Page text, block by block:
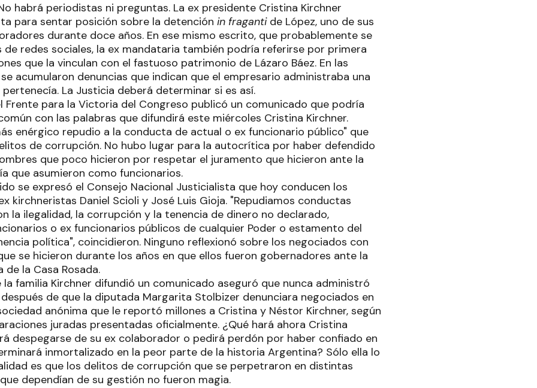
habrá periodistas ni preguntas. La ex presidente Cristina Kirchner
para sentar posición sobre la detención in fragantide López, uno de sus
durante doce años. En ese mismo escrito, que probablemente se
redes sociales, la ex mandataria también podría referirse por primera
que la vinculan con el fastuoso patrimonio de Lázaro Báez. En las
acumularon denuncias que indican que el empresario administraba una
La Justicia deberá determinar si es así.
Frente para la Victoria del Congreso publicó un comunicado que podría
con las palabras que difundirá este miércoles Cristina Kirchner.
enérgico repudio a la conducta de actual o ex funcionario público" que
de corrupción. No hubo lugar para la autocrítica por haber defendido
que poco hicieron por respetar el juramento que hicieron ante la
que asumieron como funcionarios.
se expresó el Consejo Nacional Justicialista que hoy conducen los
kirchneristas Daniel Scioli y José Luis Gioja. "Repudiamos conductas
la ilegalidad, la corrupción y la tenencia de dinero no declarado,
o ex funcionarios públicos de cualquier Poder o estamento del
política", coincidieron. Ninguno reflexionó sobre los negociados con
se hicieron durante los años en que ellos fueron gobernadores ante la
la Casa Rosada.
la familia Kirchner difundió un comunicado aseguró que nunca administró
de que la diputada Margarita Stolbizer denunciara negociados en
anónima que le reportó millones a Cristina y Néstor Kirchner, según
juradas presentadas oficialmente. ¿Qué hará ahora Cristina
despegarse de su ex colaborador o pedirá perdón por haber confiado en
inmortalizado en la peor parte de la historia Argentina? Sólo ella lo
es que los delitos de corrupción que se perpetraron en distintas
dependían de su gestión no fueron magia.